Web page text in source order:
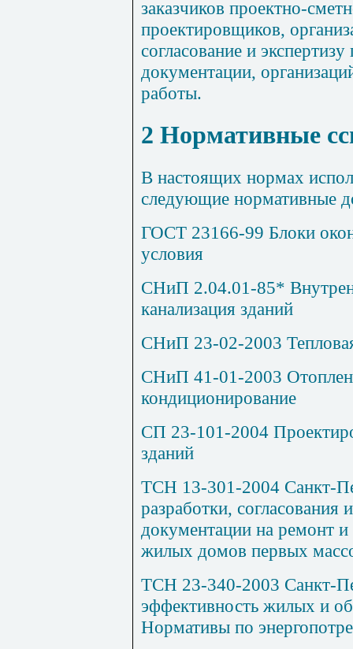
заказчиков проектно-
проектировщиков,
согласование и экспертизу
документации,
работы.
2 Нормативные
В настоящих нормах
следующие нормативные
ГОСТ 23166-99 Блоки
условия
СНиП 2.04.01-85*
канализация зданий
СНиП 23-02-2003
СНиП 41-01-2003
кондиционирование
СП 23-101-2004
зданий
ТСН 13-301-2004 Санкт-
разработки,
документации на ремонт
жилых домов первых
ТСН 23-340-2003 Санкт-
эффективность жилых и
Нормативы по